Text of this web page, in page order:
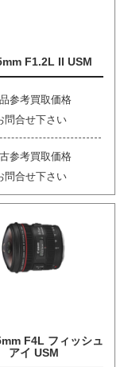
F1.2L II USM
参考買取価格
問合せ下さい
参考買取価格
問合せ下さい
F4L フィッシュ
アイ USM